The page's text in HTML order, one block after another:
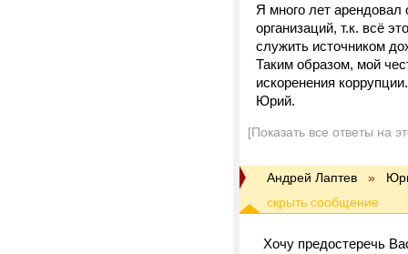
Я много лет
организаций, т.к. всё
служить источником
Таким образом, мой
искоренения
Юрий.
[Показать все ответы на
Андрей Лаптев »
Хочу предостеречь